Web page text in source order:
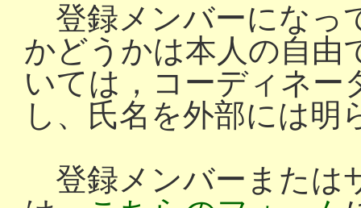
登録メンバーになっ
かどうかは本人の自由
いては，コーディネー
し、氏名を外部には明
登録メンバーまたは